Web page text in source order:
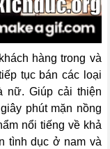
hàng trong và
tục bán các loại
nữ. Giúp cải thiện
phút mặn nồng
nổi tiếng về khả
tình dục ở nam và